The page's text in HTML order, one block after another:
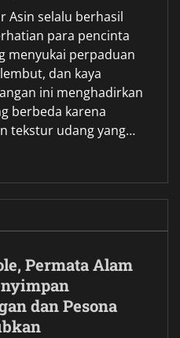
Asin selalu berhasil
para pencinta
menyukai perpaduan
dan kaya
ini menghadirkan
berbeda karena
tekstur udang yang…
Permata Alam
dan Pesona